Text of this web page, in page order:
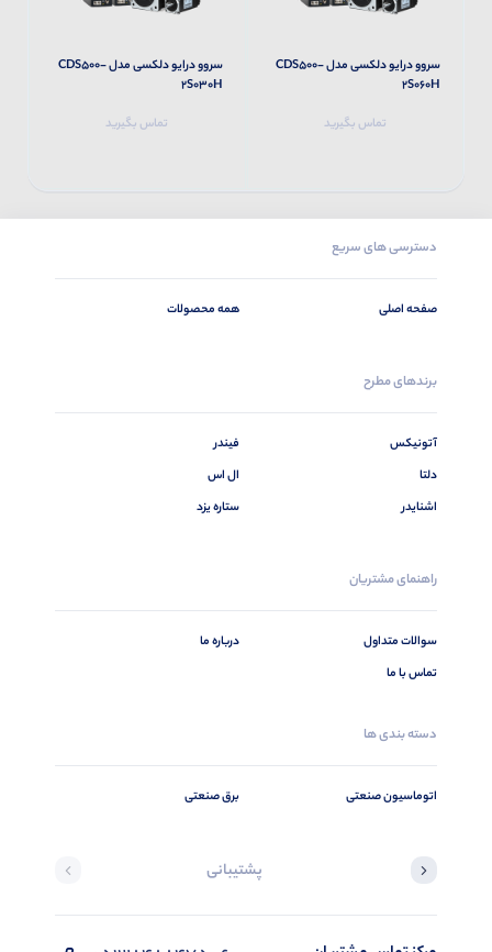
سروو درایو دلکسی مدل CDS500-
2S060H
تماس بگیرید
سروو درایو دلکسی مدل CDS500-
2S030H
تماس بگیرید
دسترسی های سریع
صفحه اصلی همه محصولات
برندهای مطرح
آتونیکس
دلتا
اشنایدر
فیندر
ال اس
ستاره یزد
راهنمای مشتریان
سوالات متداول
تماس با ما
درباره ما
دسته بندی ها
اتوماسیون صنعتی برق صنعتی
پشتیبانی